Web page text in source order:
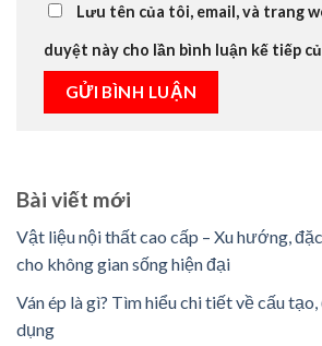
Lưu tên của tôi, email, và trang
duyệt này cho lần bình luận kế tiếp
Bài viết mới
Vật liệu nội thất cao cấp – Xu hướng,
cho không gian sống hiện đại
Ván ép là gì? Tìm hiểu chi tiết về cấu
dụng